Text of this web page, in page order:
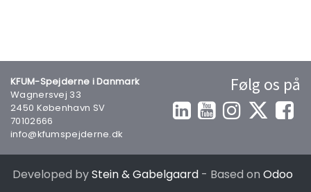
KFUM-Spejderne i Danmark
Wagnersvej 33
2450 København SV
70102666
info@kfumspejderne.dk
Følg os på
Developed byStein & Gabelgaard - Based on Odoo